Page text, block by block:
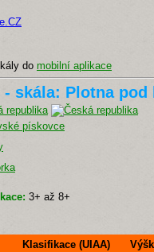
do mobilní aplikace
- skála: Plotna pod
republika
pískovce
3+ až 8+
Klasifikace (UIAA)